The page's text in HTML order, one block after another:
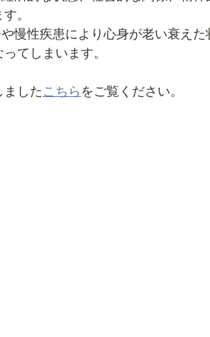
。
慢性疾患により心身が老い衰え
てしまいます。
したこちら をご覧ください。